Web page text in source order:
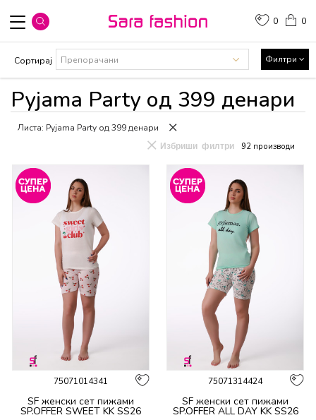
0
0
Pyjama Party од 399 денари
Сортирај Филтри
Листа: Pyjama Party од 399 денари
92 производи
Избриши филтри
75071014341
SF женски сет пижами
SP.OFFER SWEET KK SS26
75071314424
SF женски сет пижами
SP.OFFER ALL DAY KK SS26